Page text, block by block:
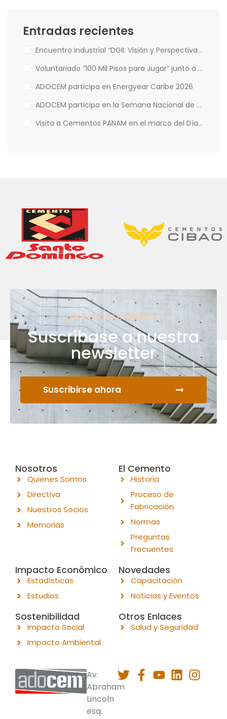
Entradas recientes
Encuentro Industrial “DGII: Visión y Perspectivas de la Administración Tributaria”
Voluntariado “100 Mil Pisos para Jugar” junto a Hábitat para la Humanidad
ADOCEM participa en Energyear Caribe 2026
ADOCEM participa en la Semana Nacional de Financiamiento Climático
Visita a Cementos PANAM en el marco del Día Mundial del Medio Ambiente
¿Listo para empezar?
Suscríbase a nuestra
newsletter
Suscribirse ahora
Nosotros
Quienes Somos
Directiva
Nuestros Socios
Memorias
El Cemento
Historia
Proceso de
Fabricación
Normas
Preguntas
Frecuentes
Impacto Económico
Estadísticas
Estudios
Novedades
Capacitación
Noticias y Eventos
Sostenibilidad
Impacto Social
Impacto Ambiental
Otros Enlaces
Salud y Seguridad
Av.
Abraham
Lincoln
esq.